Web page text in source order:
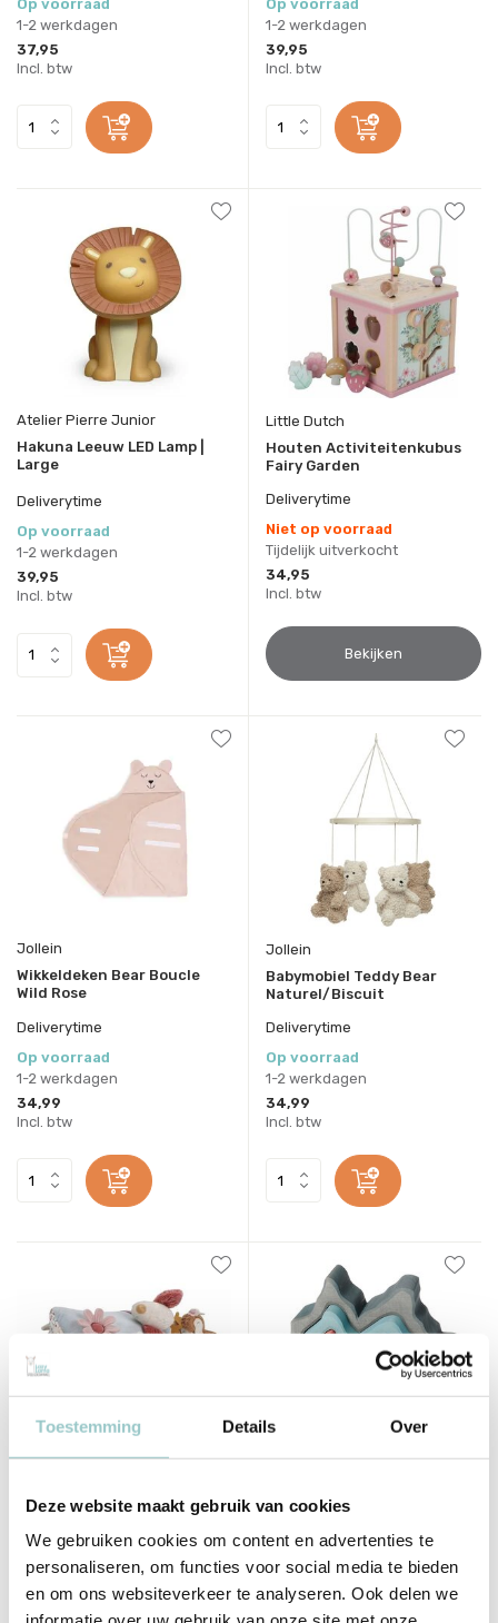
Toestemming Details Over
Deze website maakt gebruik van cookies
We gebruiken cookies om content en advertenties te
personaliseren, om functies voor social media te bieden
en om ons websiteverkeer te analyseren. Ook delen we
Op voorraad
1-2 werkdagen
37,95
Incl. btw
Op voorraad
1-2 werkdagen
39,95
Incl. btw
Atelier Pierre Junior
Hakuna Leeuw LED Lamp |
Large
Deliverytime
Op voorraad
1-2 werkdagen
39,95
Incl. btw
Little Dutch
Houten Activiteitenkubus
Fairy Garden
Deliverytime
Niet op voorraad
Tijdelijk uitverkocht
34,95
Incl. btw
Bekijken
Jollein
Wikkeldeken Bear Boucle
Wild Rose
Deliverytime
Op voorraad
1-2 werkdagen
34,99
Incl. btw
Jollein
Babymobiel Teddy Bear
Naturel/Biscuit
Deliverytime
Op voorraad
1-2 werkdagen
34,99
Incl. btw
Activiteiten Driehoek Fairy
Deliverytime
Op voorraad
1-2 werkdagen
Houten Blauwe Grot
Deliverytime
Tijdelijk uitverkocht